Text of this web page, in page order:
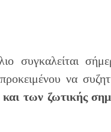
συγκαλείται
να
των ζωτικής